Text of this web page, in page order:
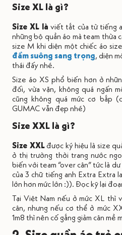
Size XL là gì?
Size XL là viết tắt của từ tiếng
những bộ quần áo mà team thừa
size M khi diện một chiếc áo
đầm suông sang trọng, diện
thái đấy nhé.
Size áo XS phổ biến hơn ở
đối, vừa vặn, không quá ngấn
cũng không quá mức cơ bắp
GUMAC vẫn đẹp nhé)
Size XXL là gì?
Size XXLđược ký hiệu là size
ở thị trường thời trang nước
biến với team “over cân” tức là
của 3 chữ tiếng anh Extra Extra
lớn hơn mức lớn :)). Đọc kỹ lại
Tại Việt Nam nếu ở mức XL thì
cân, nhưng nếu cơ thể ở mức
1m8 thì nên cố gắng giảm cân mề